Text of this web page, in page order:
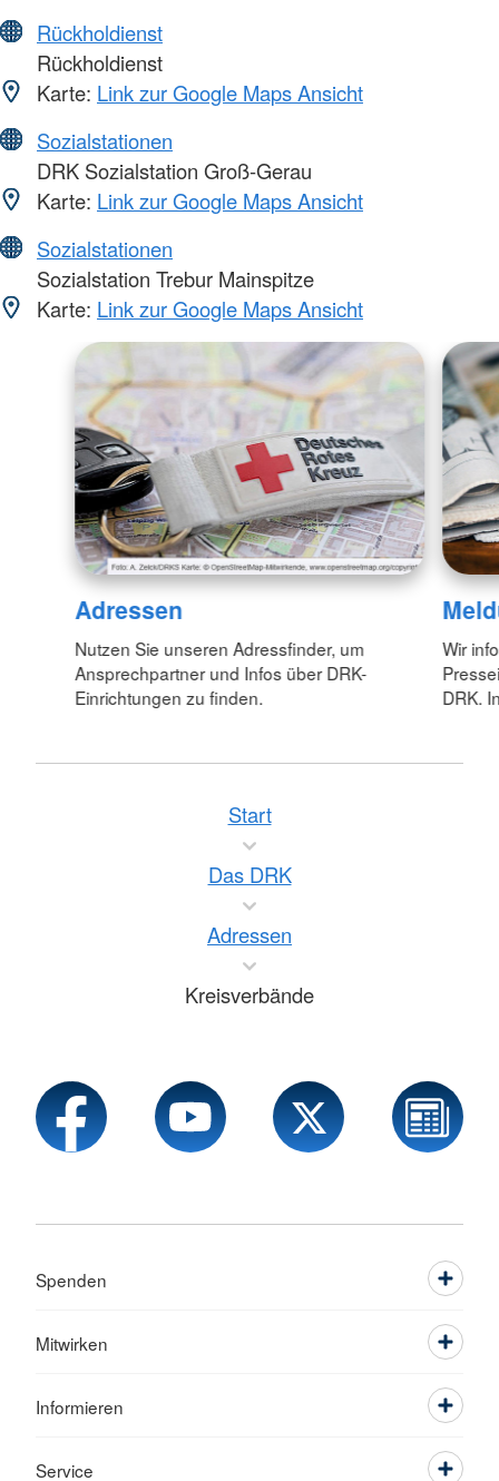
Rückholdienst
Rückholdienst
Karte: Link zur Google Maps Ansicht
Sozialstationen
DRK Sozialstation Groß-Gerau
Karte: Link zur Google Maps Ansicht
Sozialstationen
Sozialstation Trebur Mainspitze
Karte: Link zur Google Maps Ansicht
Adressen
Nutzen Sie unseren Adressfinder, um
Ansprechpartner und Infos über DRK-
Einrichtungen zu finden.
Wir
DRK.
Start
Das DRK
Adressen
Kreisverbände
Spenden
Mitwirken
Informieren
Service